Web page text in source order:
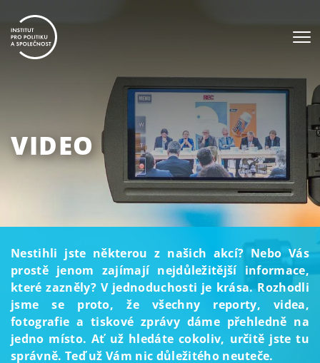
VIDEO
Nestihli jste některou z našich akcí? Nebo Vás
prostě jenom zajímají nejdůležitější informace,
které zazněly? V jednoduchosti je krása. Rozhodli
jsme se proto, že všechny reporty, videa,
fotografie a tiskové zprávy dáme přehledně na
jedno místo. Ať už hledáte cokoliv, určitě jste tu
správně. Teď už Vám nic důležitého neuteče.